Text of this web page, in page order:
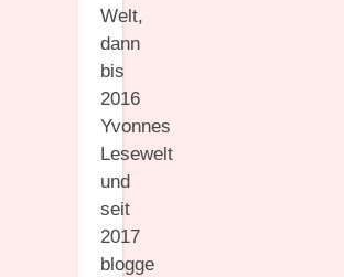
Welt,
dann
bis
2016
Yvonnes
Lesewelt
und
seit
2017
blogge